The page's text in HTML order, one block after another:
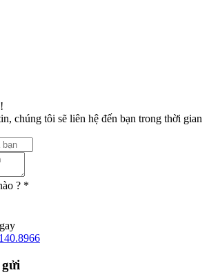
chúng tôi sẽ liên hệ đến bạn trong thời gian
? *